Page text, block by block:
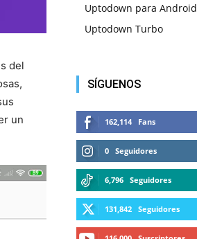
del
un
Uptodown para Android
Uptodown Turbo
SÍGUENOS
162,114 Fans
0 Seguidores
6,796 Seguidores
131,842 Seguidores